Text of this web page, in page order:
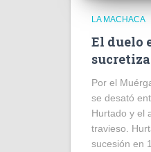
LA MACHACA
El duelo
Por el
se desató
Hurtado y el
travieso.
sucesión en